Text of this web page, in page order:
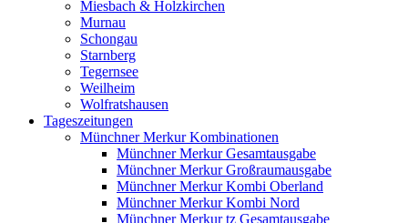
Miesbach & Holzkirchen
Murnau
Schongau
Starnberg
Tegernsee
Weilheim
Wolfratshausen
Tageszeitungen
Münchner Merkur Kombinationen
Münchner Merkur Gesamtausgabe
Münchner Merkur Großraumausgabe
Münchner Merkur Kombi Oberland
Münchner Merkur Kombi Nord
Münchner Merkur tz Gesamtausgabe